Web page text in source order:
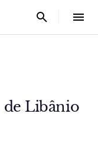
de Libânio